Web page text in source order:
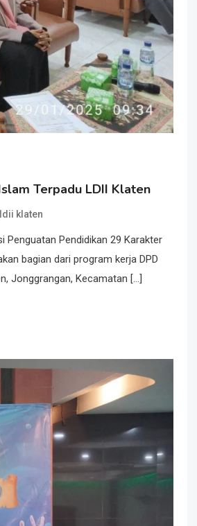
Terpadu LDII Klaten
ldii klaten
Penguatan Pendidikan 29 Karakter
bagian dari program kerja DPD
Jonggrangan, Kecamatan […]